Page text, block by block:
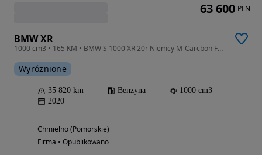
BMW XR
1000 cm3 • 165 KM • BMW S 1000 XR 20r Niemcy M-Carcbon Felgi-M
Wyróżnione
35 820 km Benzyna
1000 cm3
2020
Chmielno (Pomorskie)
Firma • Opublikowano
63 600 PLN